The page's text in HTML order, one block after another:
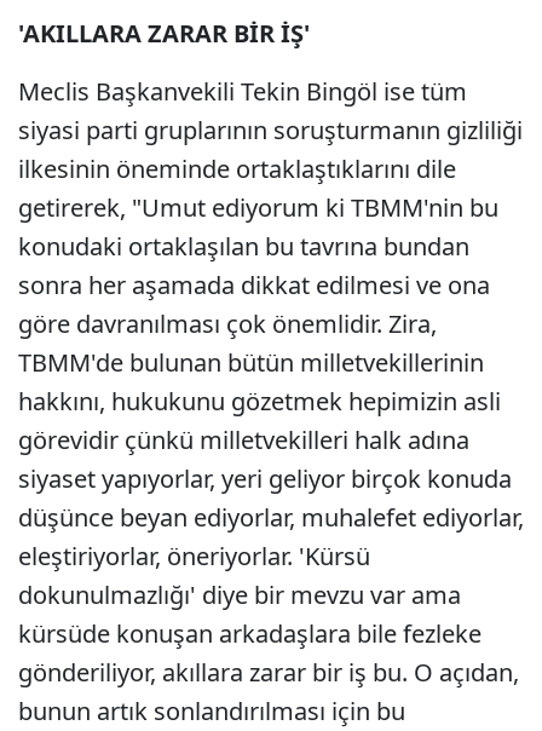
'AKILLARA ZARAR BİR İŞ'
Meclis Başkanvekili Tekin Bingöl ise tüm
siyasi parti gruplarının soruşturmanın gizliliği
ilkesinin öneminde ortaklaştıklarını dile
getirerek, "Umut ediyorum ki TBMM'nin bu
konudaki ortaklaşılan bu tavrına bundan
sonra her aşamada dikkat edilmesi ve ona
göre davranılması çok önemlidir. Zira,
TBMM'de bulunan bütün milletvekillerinin
hakkını, hukukunu gözetmek hepimizin asli
görevidir çünkü milletvekilleri halk adına
siyaset yapıyorlar, yeri geliyor birçok konuda
düşünce beyan ediyorlar, muhalefet ediyorlar,
eleştiriyorlar, öneriyorlar. 'Kürsü
dokunulmazlığı' diye bir mevzu var ama
kürsüde konuşan arkadaşlara bile fezleke
gönderiliyor, akıllara zarar bir iş bu. O açıdan,
bunun artık sonlandırılması için bu